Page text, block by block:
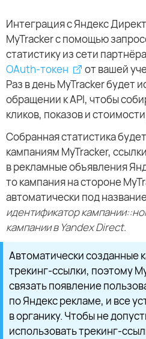
Интеграция с Яндекс
MyTracker с помощью
статистику из сети
OAuth-токен
от вашей
Раз в день MyTracker будет
обращении к API, чтобы
кликов, показов и
Собранная статистика
кампаниям MyTracker,
в рекламные объявления
то кампания на стороне
автоматически под
идентификатор
кампании в Yandex Direct.
Автоматически созданные
трекинг-ссылки, поэтому
связать появление
по Яндекс рекламе, и все
в органику. Чтобы не
использовать трекинг-